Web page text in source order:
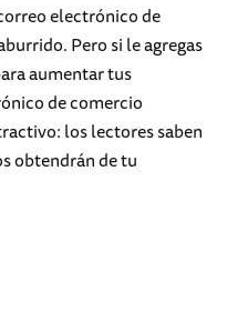
electrónico de
Pero si le agregas
aumentar tus
de comercio
los lectores saben
obtendrán de tu